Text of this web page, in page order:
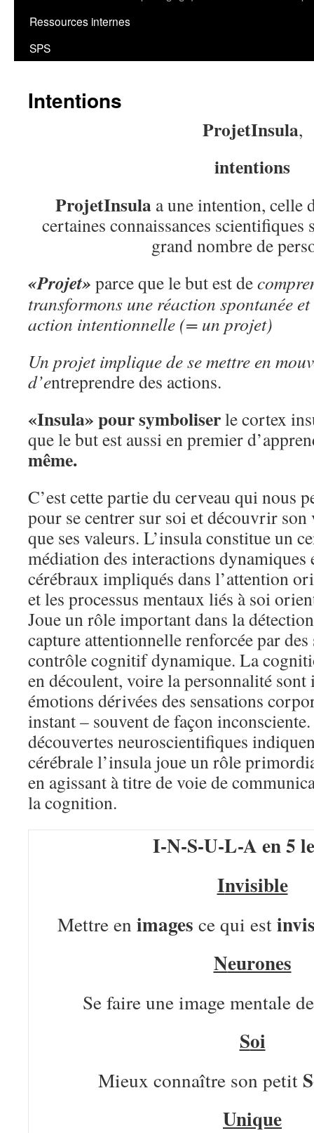
Ressources internes
SPS
Intentions
ProjetInsula,
intentions
ProjetInsulaa une intention, celle
certaines connaissances scientifiques
grand nombre de
«Projet» parce que le but est de
transformons une réaction spontanée
action intentionnelle (= un projet)
Un projet implique de se mettre en
d’entreprendre des actions.
«Insula» pour symboliserle cortex
que le but est aussi en premier
même.
C’est cette partie du cerveau qui nous
pour se centrer sur soi et découvrir
que ses valeurs. L’insula constitue un
médiation des interactions dynamiques
cérébraux impliqués dans l’attention
et les processus mentaux liés à soi
Joue un rôle important dans la
capture attentionnelle renforcée par
contrôle cognitif dynamique. La
en découlent, voire la personnalité sont
émotions dérivées des sensations
instant – souvent de façon
découvertes neuroscientifiques
cérébrale l’insula joue un rôle
en agissant à titre de voie de
la cognition.
I-N-S-U-L-A en 5
Invisible
Mettre en images ce qui est
Neurones
Se faire une image mentale
Soi
Mieux connaître son petit
Unique